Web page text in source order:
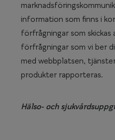
information som finns i
förfrågningar som skickas
förfrågningar som vi ber
med webbplatsen,
produkter rapporteras.
Hälso- och